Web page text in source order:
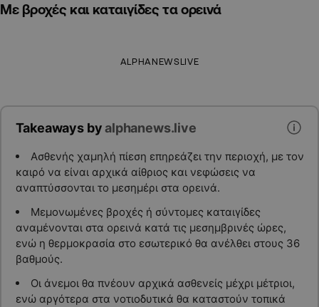
Με βροχές και καταιγίδες τα ορεινά
ALPHANEWSLIVE
Takeaways byalphanews.live
Ασθενής χαμηλή πίεση επηρεάζει την περιοχή, με τον
καιρό να είναι αρχικά αίθριος και νεφώσεις να
αναπτύσσονται το μεσημέρι στα ορεινά.
Μεμονωμένες βροχές ή σύντομες καταιγίδες
αναμένονται στα ορεινά κατά τις μεσημβρινές ώρες,
ενώ η θερμοκρασία στο εσωτερικό θα ανέλθει στους 36
βαθμούς.
Οι άνεμοι θα πνέουν αρχικά ασθενείς μέχρι μέτριοι,
ενώ αργότερα στα νοτιοδυτικά θα καταστούν τοπικά